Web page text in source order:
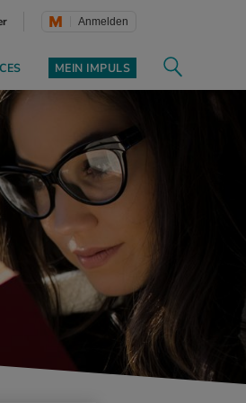
Anmelden
MEIN IMPULS